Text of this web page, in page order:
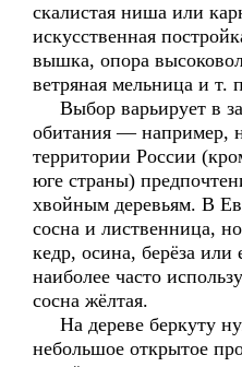
скалистая ниша или
искусственная
вышка, опора
ветряная мельница и т.
Выбор варьирует в
обитания — например,
территории России
юге страны)
хвойным деревьям. В
сосна и лиственница,
кедр, осина, берёза
наиболее часто
сосна жёлтая.
На дереве беркуту
небольшое открытое